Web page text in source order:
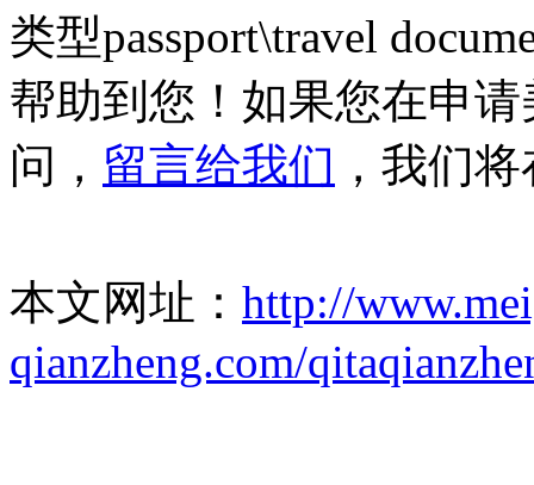
类型passport\travel
帮助到您！如果您在申
问， 留言给我们 ，我们
本文网址： http://
qianzheng.com/